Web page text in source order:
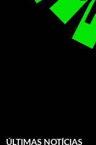
ÚLTIMAS NOTÍCIAS